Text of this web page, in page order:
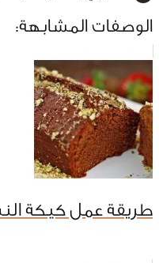
الوصفات المشابهة:
طريقة عمل كيكة